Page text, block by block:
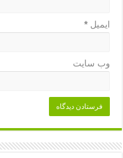
ایمیل*
وب‌ سایت